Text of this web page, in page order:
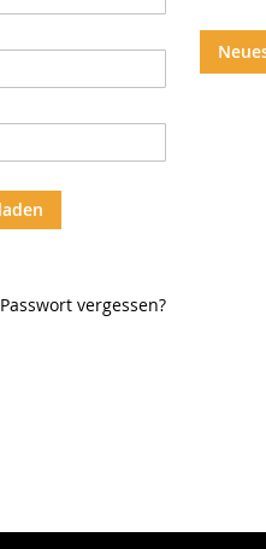
Passwort vergessen?